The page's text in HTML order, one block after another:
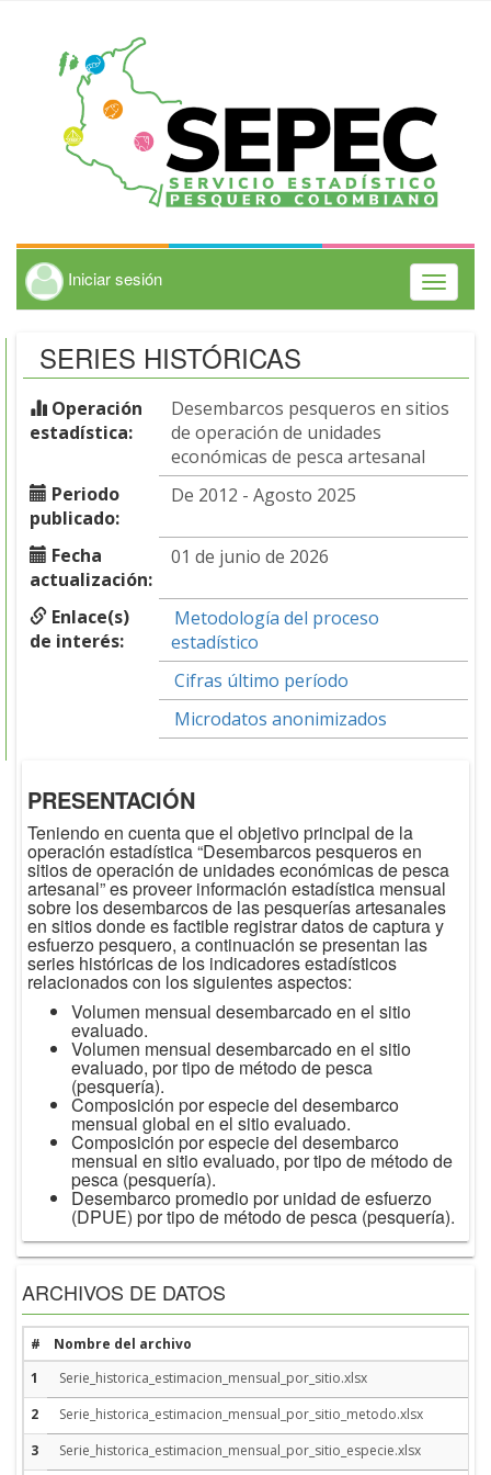
Iniciar sesión
Toggle
SERIES HISTÓRICAS
Operación
estadística:
Desembarcos pesqueros en sitios
de operación de unidades
económicas de pesca artesanal
Periodo
publicado:
De 2012 - Agosto 2025
Fecha
actualización:
01 de junio de 2026
Enlace(s)
de interés:
Metodología del proceso
estadístico
Cifras último período
Microdatos anonimizados
PRESENTACIÓN
Teniendo en cuenta que el objetivo principal de la
operación estadística “Desembarcos pesqueros en
sitios de operación de unidades económicas de pesca
artesanal” es proveer información estadística mensual
sobre los desembarcos de las pesquerías artesanales
en sitios donde es factible registrar datos de captura y
esfuerzo pesquero, a continuación se presentan las
series históricas de los indicadores estadísticos
relacionados con los siguientes aspectos:
Volumen mensual desembarcado en el sitio
evaluado.
Volumen mensual desembarcado en el sitio
evaluado, por tipo de método de pesca
(pesquería).
Composición por especie del desembarco
mensual global en el sitio evaluado.
Composición por especie del desembarco
mensual en sitio evaluado, por tipo de método de
pesca (pesquería).
Desembarco promedio por unidad de esfuerzo
(DPUE) por tipo de método de pesca (pesquería).
ARCHIVOS DE DATOS
# Nombre del archivo
1
Serie_historica_estimacion_mensual_por_sitio.xlsx
2
Serie_historica_estimacion_mensual_por_sitio_metodo.xlsx
3
Serie_historica_estimacion_mensual_por_sitio_especie.xlsx